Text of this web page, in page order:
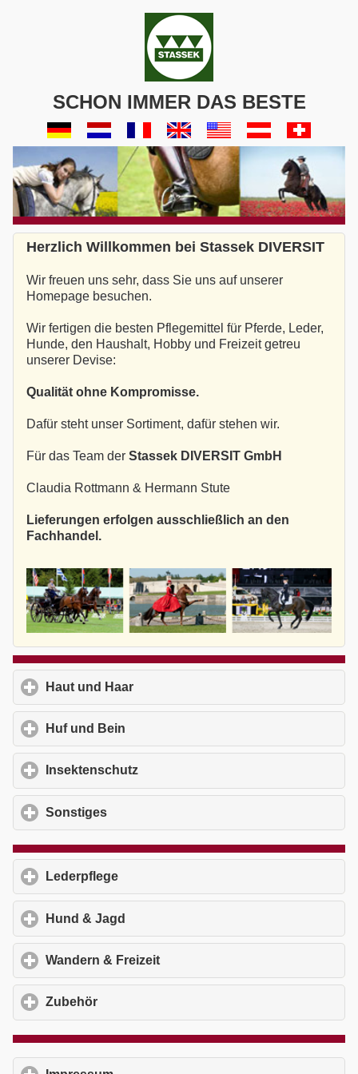
SCHON IMMER DAS BESTE
Herzlich Willkommen bei Stassek DIVERSIT
Wir freuen uns sehr, dass Sie uns auf unserer
Homepage besuchen.
Wir fertigen die besten Pflegemittel für Pferde, Leder,
Hunde, den Haushalt, Hobby und Freizeit getreu
unserer Devise:
Qualität ohne Kompromisse.
Dafür steht unser Sortiment, dafür stehen wir.
Für das Team der Stassek DIVERSIT GmbH
Claudia Rottmann & Hermann Stute
Lieferungen erfolgen ausschließlich an den
Fachhandel.
Haut und Haar
Huf und Bein
Insektenschutz
Sonstiges
Lederpflege
Hund & Jagd
Wandern & Freizeit
Zubehör